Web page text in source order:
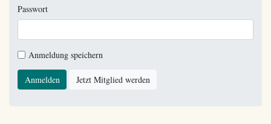
Passwort
Anmeldung speichern
Anmelden Jetzt Mitglied werden